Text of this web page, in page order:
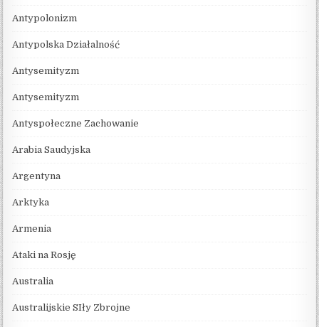
Antypolonizm
Antypolska Działalność
Antysemityzm
Antysemityzm
Antyspołeczne Zachowanie
Arabia Saudyjska
Argentyna
Arktyka
Armenia
Ataki na Rosję
Australia
Australijskie SIły Zbrojne